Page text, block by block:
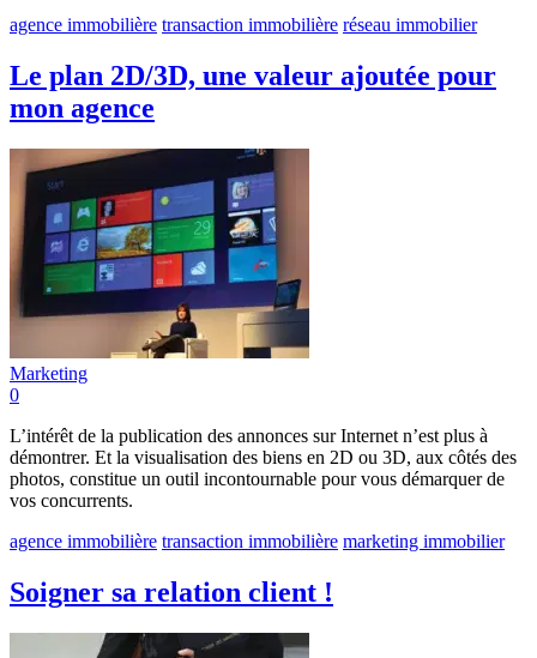
agence immobilière transaction immobilière réseau immobilier
Le plan 2D/3D, une valeur ajoutée pour
mon agence
Marketing
0
L’intérêt de la publication des annonces sur Internet n’est plus à
démontrer. Et la visualisation des biens en 2D ou 3D, aux côtés des
photos, constitue un outil incontournable pour vous démarquer de
vos concurrents.
agence immobilière transaction immobilière marketing immobilier
Soigner sa relation client !